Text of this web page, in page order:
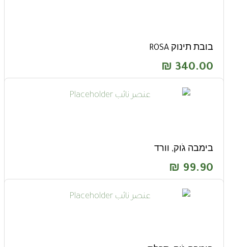
בובת תינוק ROSA
340.00
₪
בימבה גֹוק, וורד
99.90
₪